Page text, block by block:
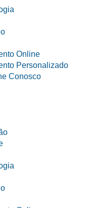
Online
Personalizado
Conosco